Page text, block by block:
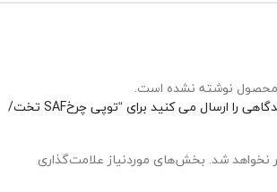
محصول نوشته نشده است.
اولین نفری باشید که دیدگاهی را ارسال می کنید برای “توپی چرخSAF تخت/
نخواهد شد. بخش‌های موردنیاز علامت‌گذاری